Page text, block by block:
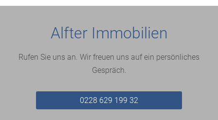
Alfter Immobilien
Rufen Sie uns an. Wir freuen uns auf ein persönliches
Gespräch.
0228 629 199 32